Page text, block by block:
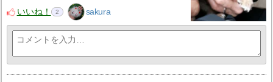
いいね！
2 sakura